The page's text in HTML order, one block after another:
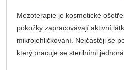
Mezoterapie je kosmetické
pokožky zapracovávají aktivní
mikrojehličkování. Nejčastěji se
který pracuje se sterilními